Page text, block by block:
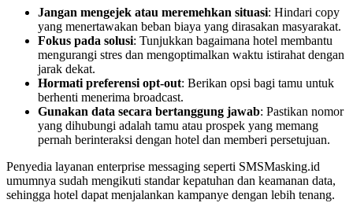
Jangan mengejek atau meremehkan situasi: Hindari copy
yang menertawakan beban biaya yang dirasakan masyarakat.
Fokus pada solusi: Tunjukkan bagaimana hotel membantu
mengurangi stres dan mengoptimalkan waktu istirahat dengan
jarak dekat.
Hormati preferensi opt-out: Berikan opsi bagi tamu untuk
berhenti menerima broadcast.
Gunakan data secara bertanggung jawab: Pastikan nomor
yang dihubungi adalah tamu atau prospek yang memang
pernah berinteraksi dengan hotel dan memberi persetujuan.
Penyedia layanan enterprise messaging seperti SMSMasking.id
umumnya sudah mengikuti standar kepatuhan dan keamanan data,
sehingga hotel dapat menjalankan kampanye dengan lebih tenang.